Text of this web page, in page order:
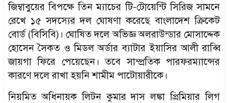
জিম্বাবুয়ের বিপক্ষে তিন ম্যাচের টি-টোয়েন্টি সিরিজ সামনে
রেখে ১৫ সদস্যের দল ঘোষণা করেছে বাংলাদেশ ক্রিকেট
বোর্ড (বিসিবি)। ঘোষিত দলে অভিজ্ঞ অলরাউন্ডার মোসাদ্দেক
হোসেন সৈকত ও মিডল অর্ডার ব্যাটার ইয়াসির আলী রাব্বি
জায়গা ফিরে পেয়েছেন। তবে সাম্প্রতিক পারফরম্যান্সের
কারণে দলে রাখা হয়নি শামীম পাটোয়ারীকে।
নিয়মিত অধিনায়ক লিটন কুমার দাস লঙ্কা প্রিমিয়ার লিগ